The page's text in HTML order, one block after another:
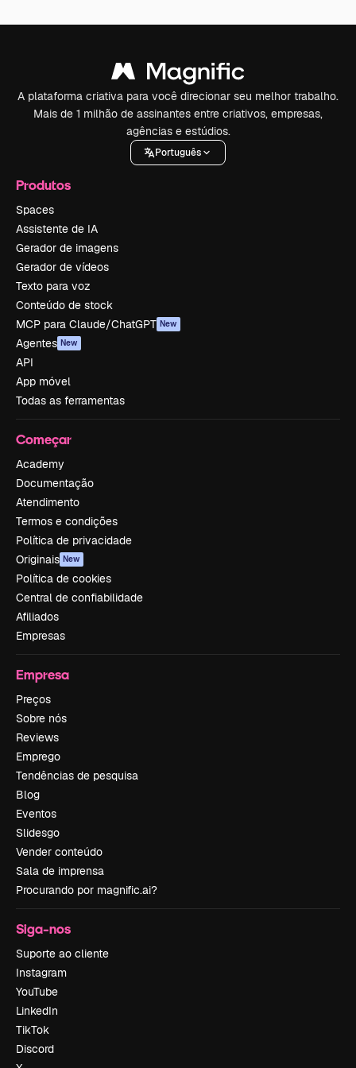
A plataforma criativa para você direcionar seu melhor trabalho.
Mais de 1 milhão de assinantes entre criativos, empresas,
agências e estúdios.
Português
Produtos
Spaces
Assistente de IA
Gerador de imagens
Gerador de vídeos
Texto para voz
Conteúdo de stock
MCP para Claude/ChatGPT New
Agentes New
API
App móvel
Todas as ferramentas
Começar
Academy
Documentação
Atendimento
Termos e condições
Política de privacidade
Originais New
Política de cookies
Central de confiabilidade
Afiliados
Empresas
Empresa
Preços
Sobre nós
Reviews
Emprego
Tendências de pesquisa
Blog
Eventos
Slidesgo
Vender conteúdo
Sala de imprensa
Procurando por magnific.ai?
Siga-nos
Suporte ao cliente
Instagram
YouTube
LinkedIn
TikTok
Discord